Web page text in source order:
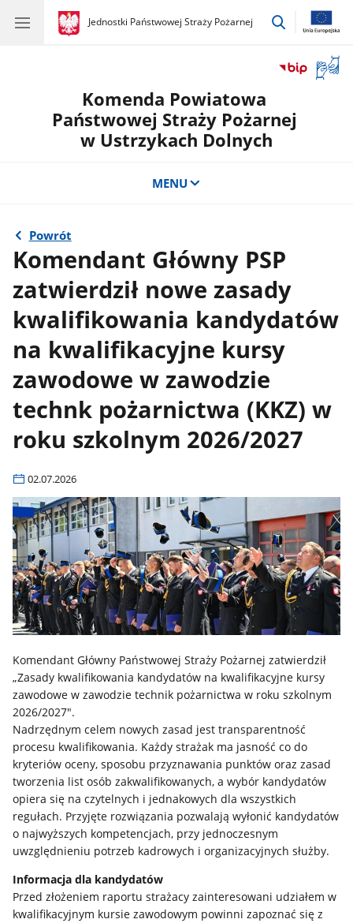
gov.pl
Jednostki Państwowej Straży Pożarnej
gov.pl
Jednostki
przejdź
okno
Komenda Powiatowa
Państwowej Straży Pożarnej
w Ustrzykach Dolnych
MENU
Powrót
Komendant Główny PSP
zatwierdził nowe zasady
kwalifikowania kandydatów
na kwalifikacyjne kursy
zawodowe w zawodzie
technk pożarnictwa (KKZ) w
roku szkolnym 2026/2027
02.07.2026
Komendant Główny Państwowej Straży Pożarnej zatwierdził
„Zasady kwalifikowania kandydatów na kwalifikacyjne kursy
zawodowe w zawodzie technik pożarnictwa w roku szkolnym
2026/2027".
Nadrzędnym celem nowych zasad jest transparentność
procesu kwalifikowania. Każdy strażak ma jasność co do
kryteriów oceny, sposobu przyznawania punktów oraz zasad
tworzenia list osób zakwalifikowanych, a wybór kandydatów
opiera się na czytelnych i jednakowych dla wszystkich
regułach. Przyjęte rozwiązania pozwalają wyłonić kandydatów
o najwyższych kompetencjach, przy jednoczesnym
uwzględnieniu potrzeb kadrowych i organizacyjnych służby.
Informacja dla kandydatów
Przed złożeniem raportu strażacy zainteresowani udziałem w
kwalifikacyjnym kursie zawodowym powinni zapoznać się z